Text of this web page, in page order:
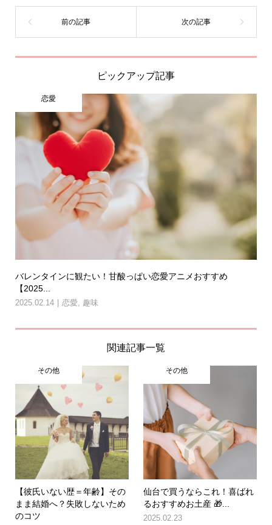
ピックアップ記事
恋愛
バレンタインに観たい！甘酸っぱい恋愛アニメおすすめ
【2025...
2025.02.14 恋愛, 趣味
関連記事一覧
その他
【彼氏いない歴＝年齢】その
まま結婚へ？失敗しないため
のコツ
その他
仙台で買うならこれ！喜ばれ
るおすすめお土産 🎁...
2025.02.23